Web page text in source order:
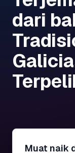
dari
Muat naik